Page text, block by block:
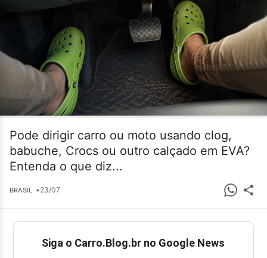
Pode dirigir carro ou moto usando clog,
babuche, Crocs ou outro calçado em EVA?
Entenda o que diz...
BRASIL •23/07
Siga o Carro.Blog.br no Google News